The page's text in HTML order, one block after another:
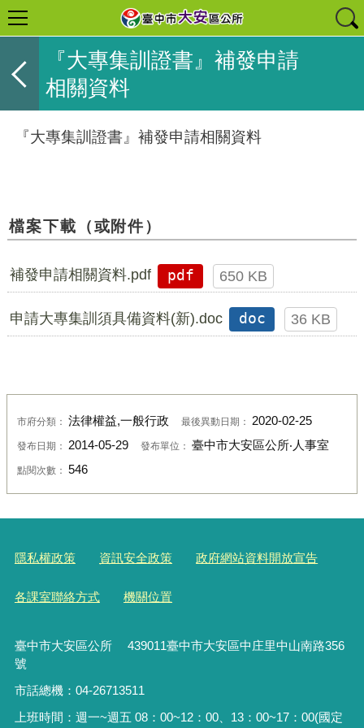
『大專集訓證書』補發申請
相關資料
『大專集訓證書』補發申請相關資料
檔案下載（或附件）
補發申請相關資料.pdf pdf 650 KB
申請大專集訓須具備資料(新).doc doc 36 KB
市府分類： 法律權益,一般行政 最後異動日期： 2020-02-25
發布日期： 2014-05-29 發布單位： 臺中市大安區公所‧人事室
點閱次數： 546
隱私權政策 資訊安全政策 政府網站資料開放宣告
各課室聯絡方式 機關位置
臺中市大安區公所 439011臺中市大安區中庄里中山南路356
號
市話總機：04-26713511
上班時間：週一~週五 08：00~12：00、13：00~17：00(國定